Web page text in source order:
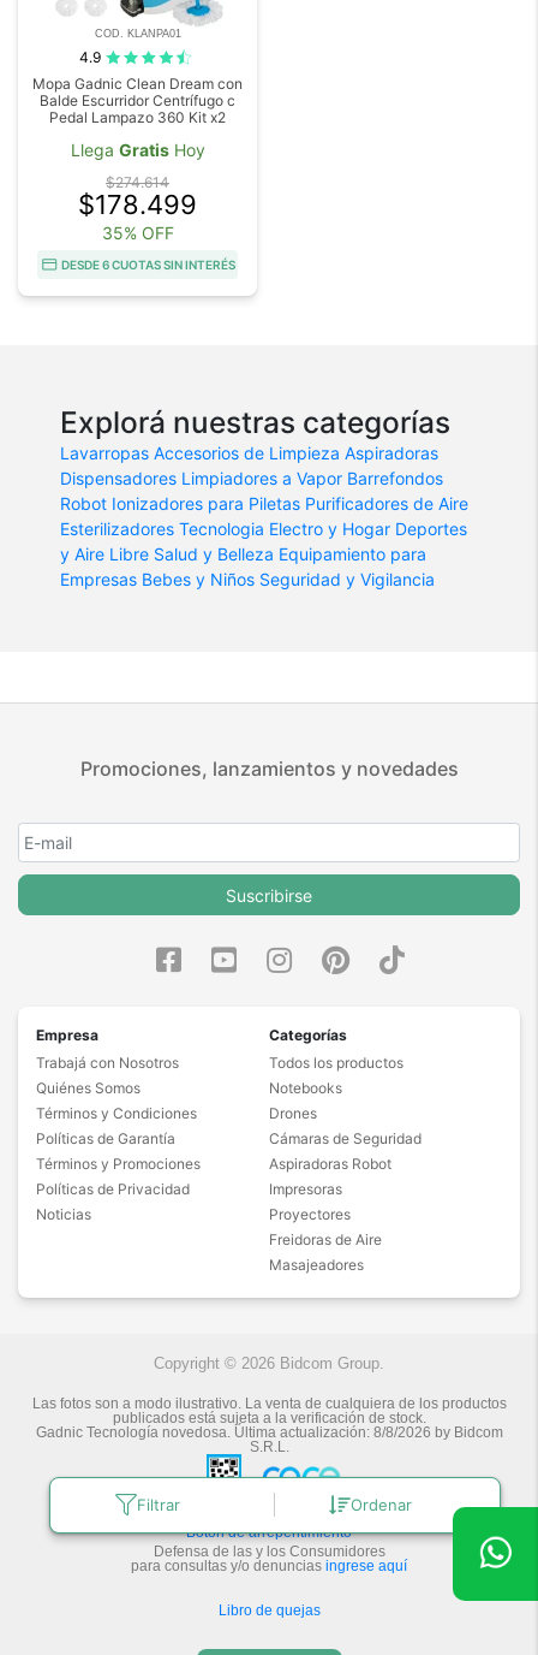
Filtrar Ordenar
COD. KLANPA01
4.9
Mopa Gadnic Clean Dream con
Balde Escurridor Centrífugo c
Pedal Lampazo 360 Kit x2
Llega GratisHoy
$274.614
$178.499
35% OFF
DESDE 6 CUOTAS SIN INTERÉS
Explorá nuestras categorías
Lavarropas Accesorios de Limpieza Aspiradoras
Dispensadores Limpiadores a Vapor Barrefondos
Robot Ionizadores para Piletas Purificadores de Aire
Esterilizadores Tecnologia Electro y Hogar Deportes
y Aire Libre Salud y Belleza Equipamiento para
Empresas Bebes y Niños Seguridad y Vigilancia
Promociones, lanzamientos y novedades
Suscribirse
Empresa
Trabajá con Nosotros
Quiénes Somos
Términos y Condiciones
Políticas de Garantía
Términos y Promociones
Políticas de Privacidad
Noticias
Categorías
Todos los productos
Notebooks
Drones
Cámaras de Seguridad
Aspiradoras Robot
Impresoras
Proyectores
Freidoras de Aire
Masajeadores
Copyright © 2026 Bidcom Group.
Las fotos son a modo ilustrativo. La venta de cualquiera de los productos
publicados está sujeta a la verificación de stock.
Gadnic Tecnología novedosa. Última actualización: 8/8/2026 by Bidcom
S.R.L.
Botón de arrepentimiento
Defensa de las y los Consumidores
para consultas y/o denuncias ingrese aquí
Libro de quejas